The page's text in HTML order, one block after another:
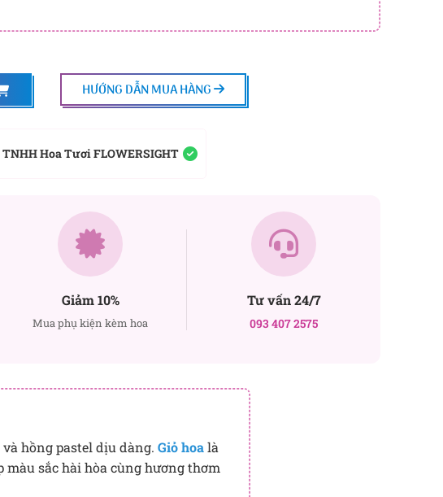
HƯỚNG DẪN MUA HÀNG
Hoa Tươi FLOWERSIGHT
Giảm 10%
Mua phụ kiện kèm hoa
Tư vấn 24/7
093 407 2575
hồng pastel dịu dàng. Giỏ hoalà
sắc hài hòa cùng hương thơm